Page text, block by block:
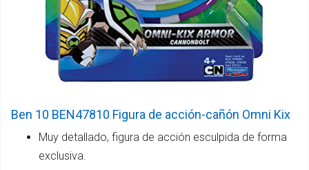
Ben 10 BEN47810 Figura de acción-cañón Omni Kix
Muy detallado, figura de acción esculpida de forma
exclusiva.